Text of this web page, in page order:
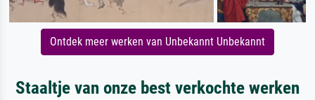
Ontdek meer werken van Unbekannt Unbekannt
Staaltje van onze best verkochte werken